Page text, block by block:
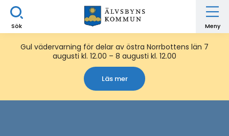
Sök Meny
Gul vädervarning för delar av östra Norrbottens län 7
augusti kl. 12.00 – 8 augusti kl. 12.00
Läs mer